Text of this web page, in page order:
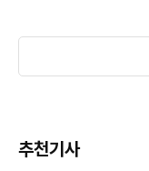
추천기사